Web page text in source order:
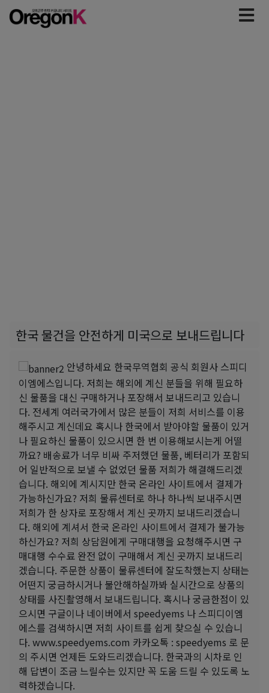
한국 물건을 안전하게 미국으로 보내드립니다
안녕하세요 한국무역협회 공식 회원사 스피디
이엠에스입니다. 저희는 해외에 계신 분들을 위해 필요하
신 물품을 대신 구매하거나 포장해서 보내드리고 있습니
다. 전세계 여러국가에서 많은 분들이 저희 서비스를 이용
해주시고 계신데요 혹시나 한국에서 받아야할 물품이 있거
나 필요하신 물품이 있으시면 한 번 이용해보시는게 어떨
까요? 배송료가 너무 비싸 주저했던 물품, 베터리가 포함되
어 일반적으로 보낼 수 없었던 물품 저희가 해결해드리겠
습니다. 해외에 계시지만 한국 온라인 사이트에서 결제가
가능하신가요? 저희 물류센터로 하나 하나씩 보내주시면
저희가 한 상자로 포장해서 계신 곳까지 보내드리겠습니
다. 해외에 계셔서 한국 온라인 사이트에서 결제가 불가능
하신가요? 저희 상담원에게 구매대행을 요청해주시면 구
매대행 수수료 완전 없이 구매해서 계신 곳까지 보내드리
겠습니다. 주문한 상품이 물류센터에 잘도착했는지 상태는
어떤지 궁금하시거나 불안해하실까봐 실시간으로 상품의
상태를 사진촬영해서 보내드립니다. 혹시나 궁금한점이 있
으시면 구글이나 네이버에서 speedyems 나 스피디이엠
에스를 검색하시면 저희 사이트를 쉽게 찾으실 수 있습니
다. www.speedyems.com 카카오톡 : speedyems 로 문
의 주시면 언제든 도와드리겠습니다. 한국과의 시차로 인
해 답변이 조금 느릴수는 있지만 꼭 도움 드릴 수 있도록 노
력하겠습니다.